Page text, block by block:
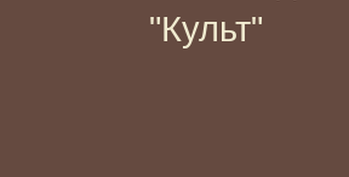
"Культ"